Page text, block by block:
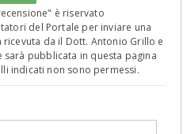
è riservato
del Portale per inviare una
ricevuta da il Dott. Antonio Grillo e
sarà pubblicata in questa pagina
indicati non sono permessi.